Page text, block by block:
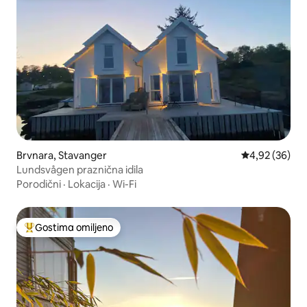
Brvnara, Stavanger Prosečna
4,92 (36)
Lundsvågen praznična idila
Porodični · Lokacija · Wi-Fi
Najuspešniji među gostima omiljenim
Gostima omiljeno